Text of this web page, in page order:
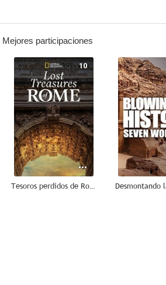
Mejores participaciones
10
Tesoros perdidos de Roma